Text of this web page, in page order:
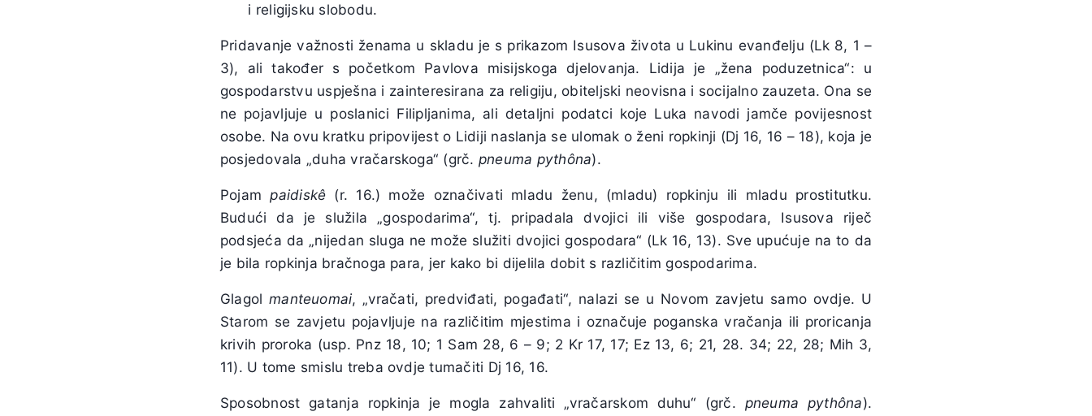
i religijsku slobodu.
Pridavanje važnosti ženama u skladu je s prikazom Isusova života u Lukinu evanđelju (Lk 8, 1 –
3), ali također s početkom Pavlova misijskoga djelovanja. Lidija je „žena poduzetnica“: u
gospodarstvu uspješna i zainteresirana za religiju, obiteljski neovisna i socijalno zauzeta. Ona se
ne pojavljuje u poslanici Filipljanima, ali detaljni podatci koje Luka navodi jamče povijesnost
osobe. Na ovu kratku pripovijest o Lidiji naslanja se ulomak o ženi ropkinji (Dj 16, 16 – 18), koja je
posjedovala „duha vračarskoga“ (grč. pneuma pythôna).
Pojampaidiskê (r. 16.) može označivati mladu ženu, (mladu) ropkinju ili mladu prostitutku.
Budući da je služila „gospodarima“, tj. pripadala dvojici ili više gospodara, Isusova riječ
podsjeća da „nijedan sluga ne može služiti dvojici gospodara“ (Lk 16, 13). Sve upućuje na to da
je bila ropkinja bračnoga para, jer kako bi dijelila dobit s različitim gospodarima.
Glagolmanteuomai, „vračati, predviđati, pogađati“, nalazi se u Novom zavjetu samo ovdje. U
Starom se zavjetu pojavljuje na različitim mjestima i označuje poganska vračanja ili proricanja
krivih proroka (usp. Pnz 18, 10; 1 Sam 28, 6 – 9; 2 Kr 17, 17; Ez 13, 6; 21, 28. 34; 22, 28; Mih 3,
11). U tome smislu treba ovdje tumačiti Dj 16, 16.
Sposobnost gatanja ropkinja je mogla zahvaliti „vračarskom duhu“ (grč. pneuma pythôna).